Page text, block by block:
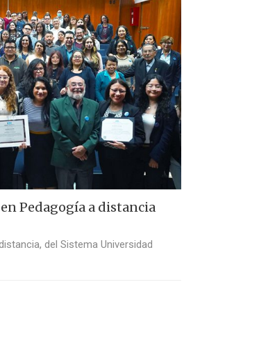
Pedagogía a distancia
del Sistema Universidad